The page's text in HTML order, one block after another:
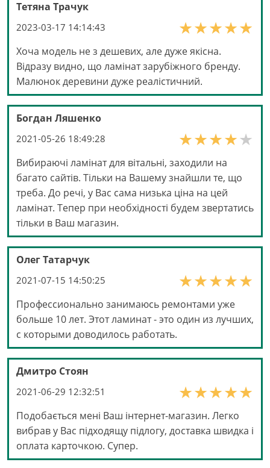
Тетяна Трачук
2023-03-17 14:14:43
Хоча модель не з дешевих, але дуже якісна.
Відразу видно, що ламінат зарубіжного бренду.
Малюнок деревини дуже реалістичний.
Богдан Ляшенко
2021-05-26 18:49:28
Вибираючі ламінат для вітальні, заходили на
багато сайтів. Тільки на Вашему знайшли те, що
треба. До речі, у Вас сама низька ціна на цей
ламінат. Тепер при необхідності будем звертатись
тільки в Ваш магазин.
Олег Татарчук
2021-07-15 14:50:25
Профессионально занимаюсь ремонтами уже
больше 10 лет. Этот ламинат - это один из лучших,
с которыми доводилось работать.
Дмитро Стоян
2021-06-29 12:32:51
Подобається мені Ваш інтернет-магазин. Легко
вибрав у Вас підходящу підлогу, доставка швидка і
оплата карточкою. Cупер.